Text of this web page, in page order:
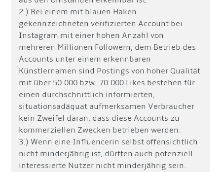
2.) Bei einem mit blauen Haken
gekennzeichneten verifizierten Account bei
Instagram mit einer hohen Anzahl von
mehreren Millionen Followern, dem Betrieb des
Accounts unter einem erkennbaren
Künstlernamen sind Postings von hoher Qualität
mit über 50.000 bzw. 70.000 Likes bestehen für
einen durchschnittlich informierten,
situationsadäquat aufmerksamen Verbraucher
kein Zweifel daran, dass diese Accounts zu
kommerziellen Zwecken betrieben werden.
3.) Wenn eine Influencerin selbst offensichtlich
nicht minderjährig ist, dürften auch potenziell
interessierte Nutzer nicht minderjährig sein.